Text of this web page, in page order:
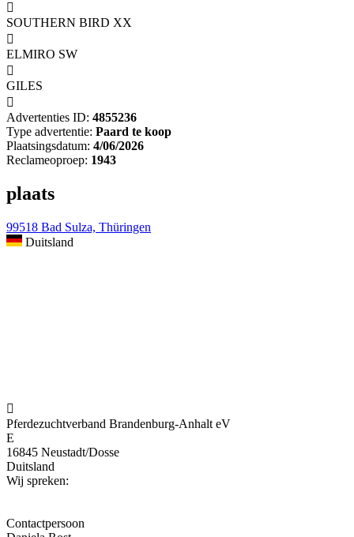

SOUTHERN BIRD XX

ELMIRO SW

GILES

Advertenties ID: 4855236
Type advertentie: Paard te koop
Plaatsingsdatum: 4/06/2026
Reclameoproep: 1943
plaats
99518 Bad Sulza, Thüringen
Duitsland

Pferdezuchtverband Brandenburg-Anhalt eV
E
16845 Neustadt/Dosse
Duitsland
Wij spreken:
Contactpersoon